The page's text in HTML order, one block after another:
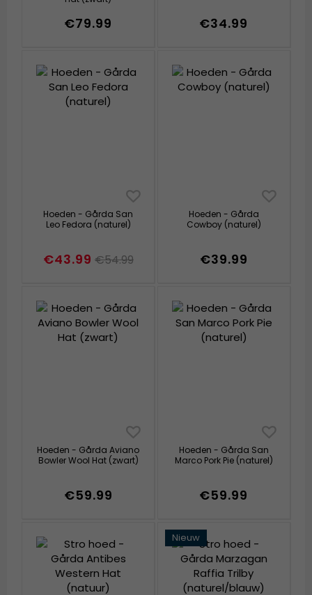
€79.99 €34.99
Hoeden - Gårda San
Leo Fedora (naturel)
€43.99 €54.99
Hoeden - Gårda
Cowboy (naturel)
€39.99
Hoeden - Gårda Aviano
Bowler Wool Hat (zwart)
€59.99
Hoeden - Gårda San
Marco Pork Pie (naturel)
€59.99
Nieuw